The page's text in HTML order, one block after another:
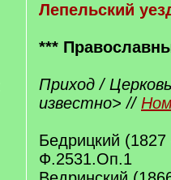
Лепельский
***
Приход /
известно> //
Бедрицкий
Ф.2531.Оп.1